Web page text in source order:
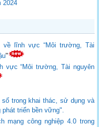
2024
về lĩnh vực “Môi trường, Tài
"
vực “Môi trường, Tài nguyên
số trong khai thác, sử dụng và
triển bền vững".
mạng công nghiệp 4.0 trong